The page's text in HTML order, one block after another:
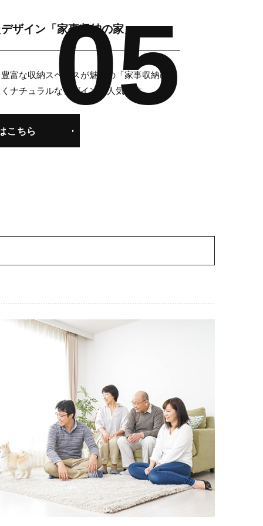
ザイン 「家事収納の家」
富な収納スペースが魅力の「家事収納の
ナチュラルなデザインが人気です。
こちら